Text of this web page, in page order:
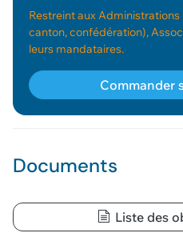
Documents
Liste des
Restreint aux
canton, confédération),
leurs mandataires.
Commander
Voir le